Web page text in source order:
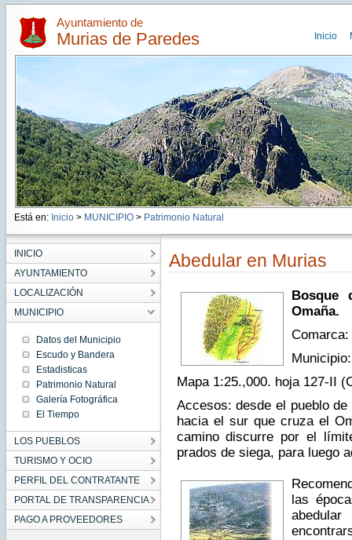
Ayuntamiento de
Murias de Paredes Inicio
Está en: Inicio > MUNICIPIO> Patrimonio Natural
INICIO
AYUNTAMIENTO
LOCALIZACIÓN
MUNICIPIO
Datos del Municipio
Escudo y Bandera
Estadisticas
Patrimonio Natural
Galería Fotográfica
El Tiempo
LOS PUEBLOS
TURISMO Y OCIO
PERFIL DEL CONTRATANTE
PORTAL DE TRANSPARENCIA
PAGO A PROVEEDORES
Abedular en Murias
Omaña.
Comarca:
Mapa 1:25.,000. hoja 127-II
Accesos: desde el pueblo
hacia el sur que cruza el
camino discurre por el
prados de siega, para luego
las